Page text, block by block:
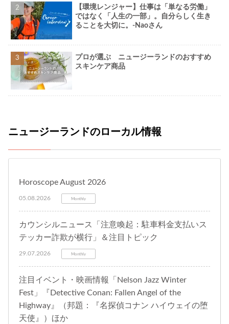
【環境レンジャー】仕事は「単なる労働」
ではなく「人生の一部」。自分らしく生き
ることを大切に。-Naoさん
プロが選ぶ ニュージーランドのおすすめ
スキンケア商品
ニュージーランドのローカル情報
Horoscope August 2026
05.08.2026 Monthly
カウンシルニュース「注意喚起：駐車料金支払いス
テッカー詐欺が横行」＆注目トピック
29.07.2026 Monthly
注目イベント・映画情報「Nelson Jazz Winter
Fest」『Detective Conan: Fallen Angel of the
Highway』（邦題：『名探偵コナン ハイウェイの堕
天使』）ほか